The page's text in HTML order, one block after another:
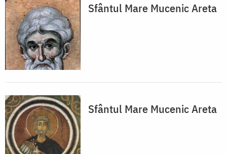
Sfântul Mare Mucenic Areta
Sfântul Mare Mucenic Areta